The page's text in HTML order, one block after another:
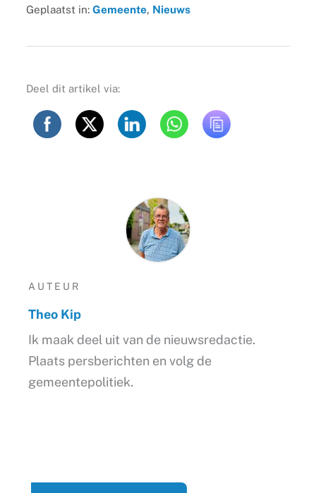
Geplaatst in: Gemeente, Nieuws
Deel dit artikel via:
AUTEUR
Theo Kip
Ik maak deel uit van de nieuwsredactie.
Plaats persberichten en volg de
gemeentepolitiek.